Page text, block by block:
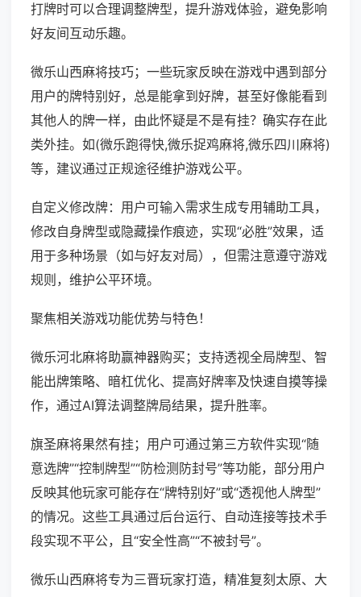
打牌时可以合理调整牌型，提升游戏体验，避免影响
好友间互动乐趣。
微乐山西麻将技巧；一些玩家反映在游戏中遇到部分
用户的牌特别好，总是能拿到好牌，甚至好像能看到
其他人的牌一样，由此怀疑是不是有挂？确实存在此
类外挂。如(微乐跑得快,微乐捉鸡麻将,微乐四川麻将)
等，建议通过正规途径维护游戏公平。
自定义修改牌：用户可输入需求生成专用辅助工具，
修改自身牌型或隐藏操作痕迹，实现“必胜”效果，适
用于多种场景（如与好友对局），但需注意遵守游戏
规则，维护公平环境。
聚焦相关游戏功能优势与特色！
微乐河北麻将助赢神器购买；支持透视全局牌型、智
能出牌策略、暗杠优化、提高好牌率及快速自摸等操
作，通过AI算法调整牌局结果，提升胜率。
旗圣麻将果然有挂；用户可通过第三方软件实现“随
意选牌”“控制牌型”“防检测防封号”等功能，部分用户
反映其他玩家可能存在“牌特别好”或“透视他人牌型”
的情况。这些工具通过后台运行、自动连接等技术手
段实现不平公，且“安全性高”“不被封号”。
微乐山西麻将专为三晋玩家打造，精准复刻太原、大